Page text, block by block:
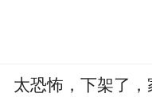
太恐怖，下架了，